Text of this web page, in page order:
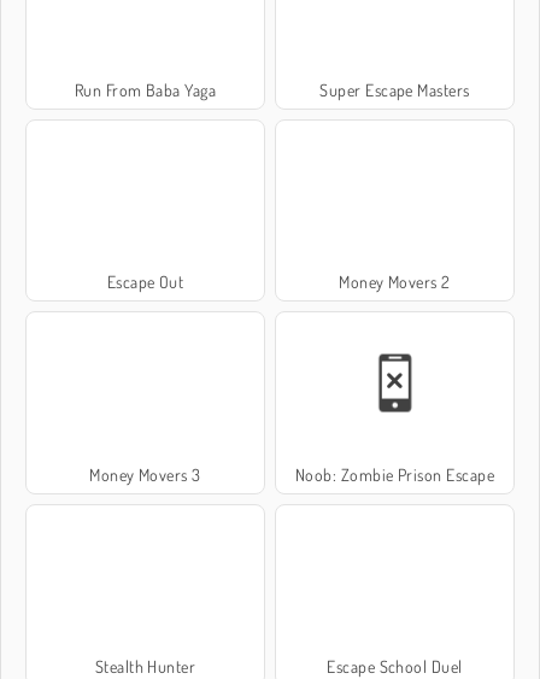
Run From Baba Yaga Super Escape Masters
Escape Out Money Movers 2
Money Movers 3 Noob: Zombie Prison Escape
Stealth Hunter Escape School Duel